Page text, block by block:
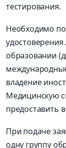
тестирования.
Необходимо
образовании
владение
Медицинскую
предоставить
При подаче
одну группу